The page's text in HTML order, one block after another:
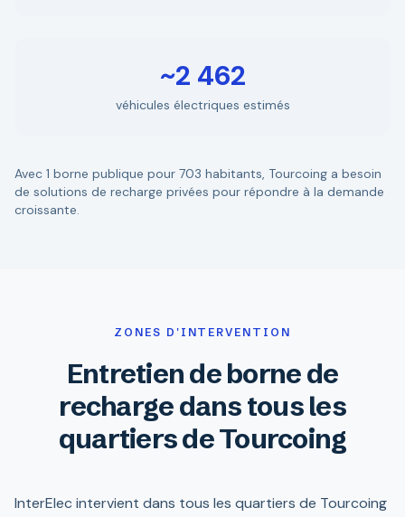
~2 462
véhicules électriques estimés
Avec 1 borne publique pour 703 habitants, Tourcoing a besoin
de solutions de recharge privées pour répondre à la demande
croissante.
ZONES D'INTERVENTION
Entretien de borne de
recharge dans tous les
quartiers de Tourcoing
InterElec intervient dans tous les quartiers de Tourcoing